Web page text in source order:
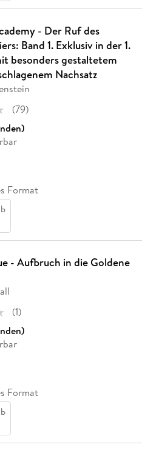
- Der Ruf des
Band 1. Exklusiv in der 1.
besonders gestaltetem
Nachsatz
(79)
Format
- Aufbruch in die Goldene
(1)
Format